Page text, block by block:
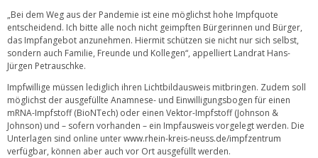
„Bei dem Weg aus der Pandemie ist eine möglichst hohe Impfquote
entscheidend. Ich bitte alle noch nicht geimpften Bürgerinnen und Bürger,
das Impfangebot anzunehmen. Hiermit schützen sie nicht nur sich selbst,
sondern auch Familie, Freunde und Kollegen“, appelliert Landrat Hans-
Jürgen Petrauschke.
Impfwillige müssen lediglich ihren Lichtbildausweis mitbringen. Zudem soll
möglichst der ausgefüllte Anamnese- und Einwilligungsbogen für einen
mRNA-Impfstoff (BioNTech) oder einen Vektor-Impfstoff (Johnson &
Johnson) und – sofern vorhanden – ein Impfausweis vorgelegt werden. Die
Unterlagen sind online unterwww.rhein-kreis-neuss.de/impfzentrum
verfügbar, können aber auch vor Ort ausgefüllt werden.